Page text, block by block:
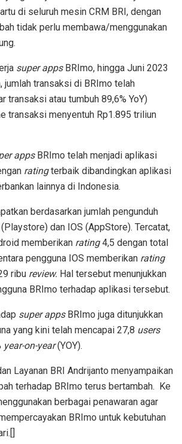
di seluruh mesin CRM BRI, dengan
tidak perlu membawa/menggunakan
super appsBRImo, hingga Juni 2023
jumlah transaksi di BRImo telah
transaksi atau tumbuh 89,6% YoY)
transaksi menyentuh Rp1.895 triliun
appsBRImo telah menjadi aplikasi
ratingterbaik dibandingkan aplikasi
lainnya di Indonesia.
berdasarkan jumlah pengunduh
dan IOS (AppStore). Tercatat,
memberikan rating4,5 dengan total
pengguna IOS memberikan rating
ribu review. Hal tersebut menunjukkan
BRImo terhadap aplikasi tersebut.
super appsBRImo juga ditunjukkan
yang kini telah mencapai 27,8 users
year-on-year(YOY).
Layanan BRI Andrijanto menyampaikan
terhadap BRImo terus bertambah. Ke
berbagai penawaran agar
BRImo untuk kebutuhan